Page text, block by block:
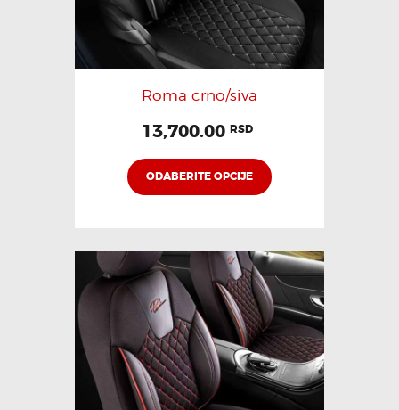
Roma crno/siva
13,700.00 RSD
ODABERITE OPCIJE